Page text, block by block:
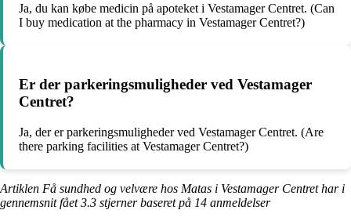
Ja, du kan købe medicin på apoteket i Vestamager Centret. (Can
I buy medication at the pharmacy in Vestamager Centret?)
Er der parkeringsmuligheder ved Vestamager
Centret?
Ja, der er parkeringsmuligheder ved Vestamager Centret. (Are
there parking facilities at Vestamager Centret?)
Artiklen Få sundhed og velvære hos Matas i Vestamager Centret har i
gennemsnit fået3.3 stjerner baseret på 14 anmeldelser